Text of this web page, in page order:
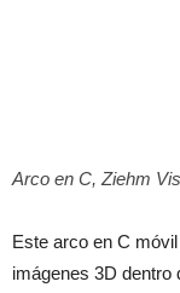
Arco en C, Ziehm
Este arco en C
imágenes 3D dentro